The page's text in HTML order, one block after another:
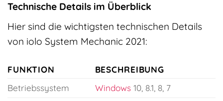
Technische Details im Überblick
Hier sind die wichtigsten technischen Details
von iolo System Mechanic 2021:
FUNKTION
BESCHREIBUNG
Betriebssystem
Windows10, 8.1, 8, 7